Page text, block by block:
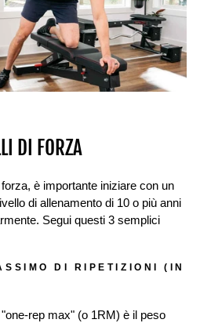
DI FORZA
è importante iniziare con un
di allenamento di 10 o più anni
Segui questi 3 semplici
DI RIPETIZIONI (IN
"one-rep max" (o 1RM) è il peso